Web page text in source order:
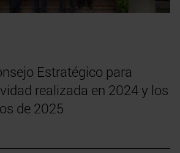
Estratégico para
realizada en 2024 y los
de 2025